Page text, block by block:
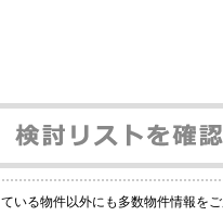
いる物件以外にも多数物件情報を